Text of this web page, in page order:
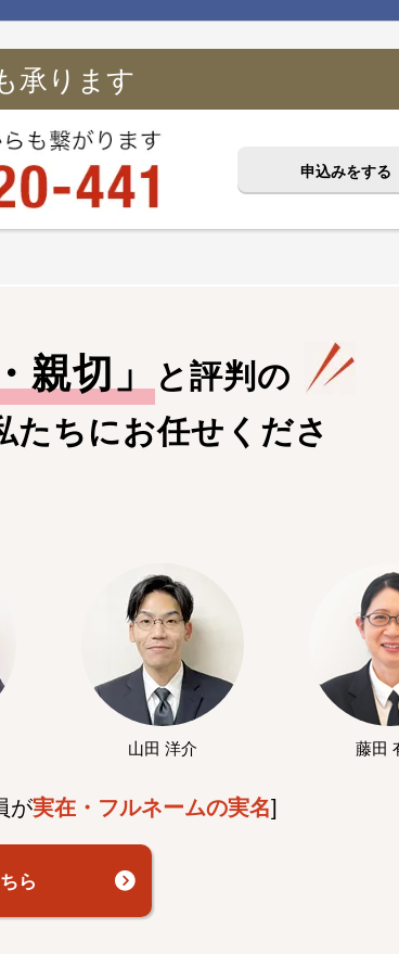
承ります
申込みをする
親切 」
と評判の
たちにお任せくださ
山田 洋介 藤田
が実在・フルネームの実名]
ら